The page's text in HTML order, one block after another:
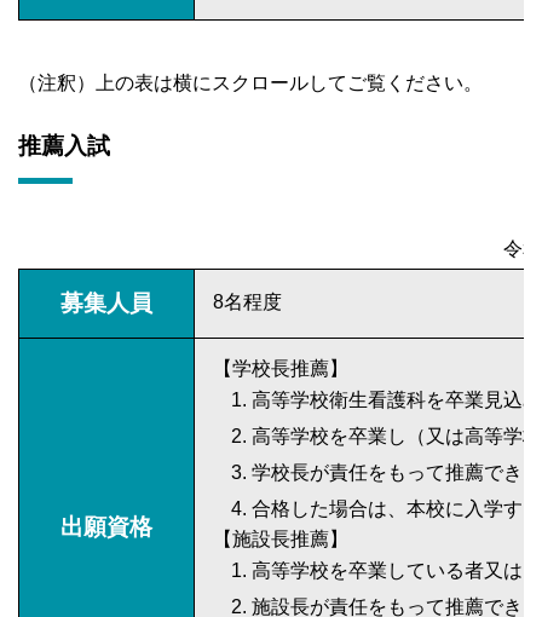
（注釈）上の表は横にスクロールしてご覧ください。
推薦入試
令
募集人員 8名程度
出願資格
【学校長推薦】
高等学校衛生看護科を卒業見込
高等学校を卒業し（又は高等学
学校長が責任をもって推薦でき
合格した場合は、本校に入学す
【施設長推薦】
高等学校を卒業している者又は
施設長が責任をもって推薦でき